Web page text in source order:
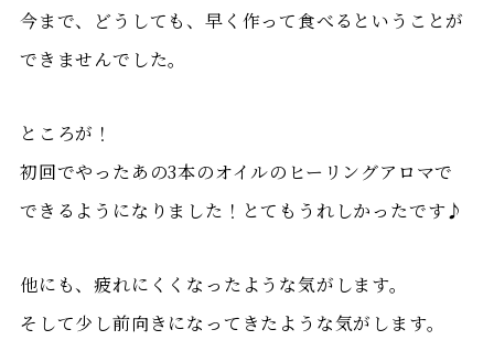
今まで、どうしても、早く作って食べるということが
できませんでした。
ところが！
初回でやったあの3本のオイルのヒーリングアロマで
できるようになりました！とてもうれしかったです♪
他にも、疲れにくくなったような気がします。
そして少し前向きになってきたような気がします。